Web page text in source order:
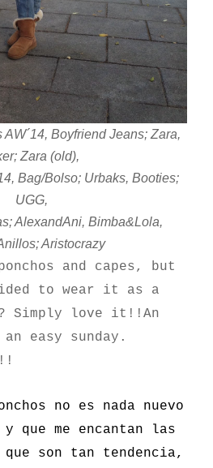
Boyfriend Jeans; Zara,
Zara (old),
Bag/Bolso; Urbaks, Booties;
UGG,
AlexandAni, Bimba&Lola,
Aristocrazy
and capes, but
to wear it as a
Simply love it!!An
easy sunday.
no es nada nuevo
que me encantan las
que son tan tendencia,